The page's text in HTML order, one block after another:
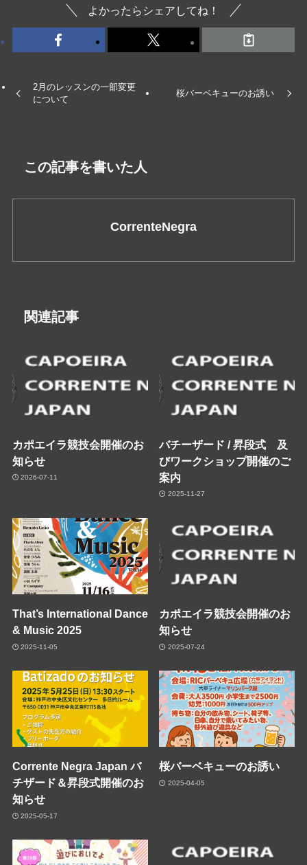
よかったらシェアしてね！
2月のレッスンの一部変更
について
桜バーベキューのお誘い
この記事を書いた人
CorrenteNegra
関連記事
カポエイラ競技会開催のお
知らせ
2026-07-11
バチーザード / 昇段式 及
びワークショップ開催のご
案内
2025-11-27
That’s International Dance
& Music 2025
2025-11-05
カポエイラ競技会開催のお
知らせ
2025-07-24
Corrente Negra Japan バ
チザード＆昇段式開催のお
知らせ
2025-05-17
桜バーベキューのお誘い
2025-04-05